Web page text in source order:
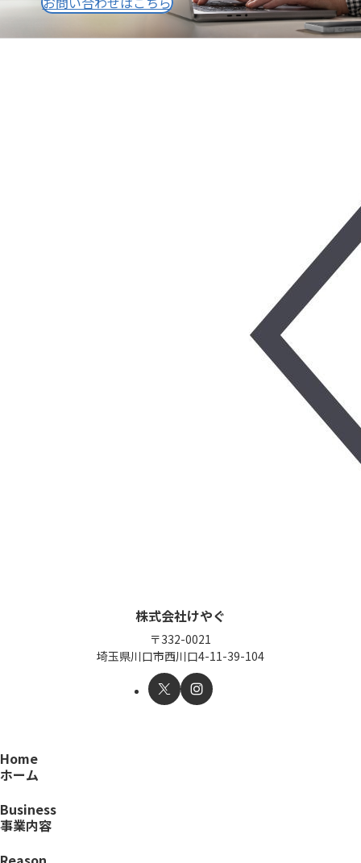
株式会社けやぐ
〒332-0021
埼玉県川口市西川口4-11-39-104
Home
ホーム
Business
事業内容